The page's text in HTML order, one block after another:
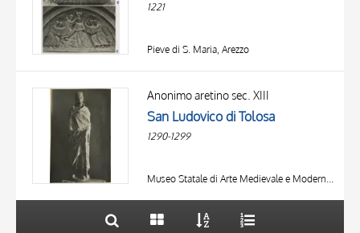
1221
Pieve di S. Maria, Arezzo
Anonimo aretino sec. XIII
San Ludovico di Tolosa
1290-1299
Museo Statale di Arte Medievale e Moderna, Arezzo
TITOLO
AUTORE
OGGETTO
20 RISULTATI